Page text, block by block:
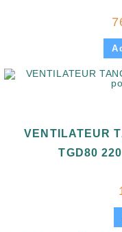
VENTILATEUR
TGD80